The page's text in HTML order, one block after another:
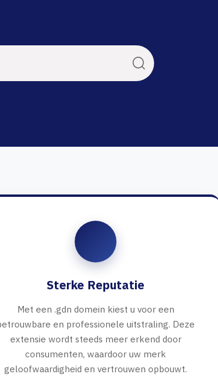
Sterke Reputatie
Met een .gdn domein kiest u voor een
en professionele uitstraling. Deze
extensie wordt steeds meer erkend door
consumenten, waardoor uw merk
geloofwaardigheid en vertrouwen opbouwt.